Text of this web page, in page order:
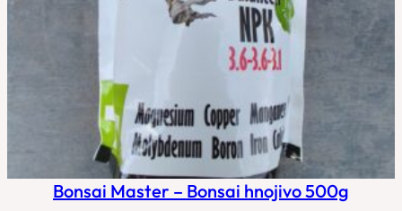
Bonsai Master – Bonsai hnojivo 500g